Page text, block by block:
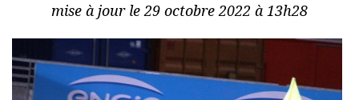
mise à jour le 29 octobre 2022 à 13h28